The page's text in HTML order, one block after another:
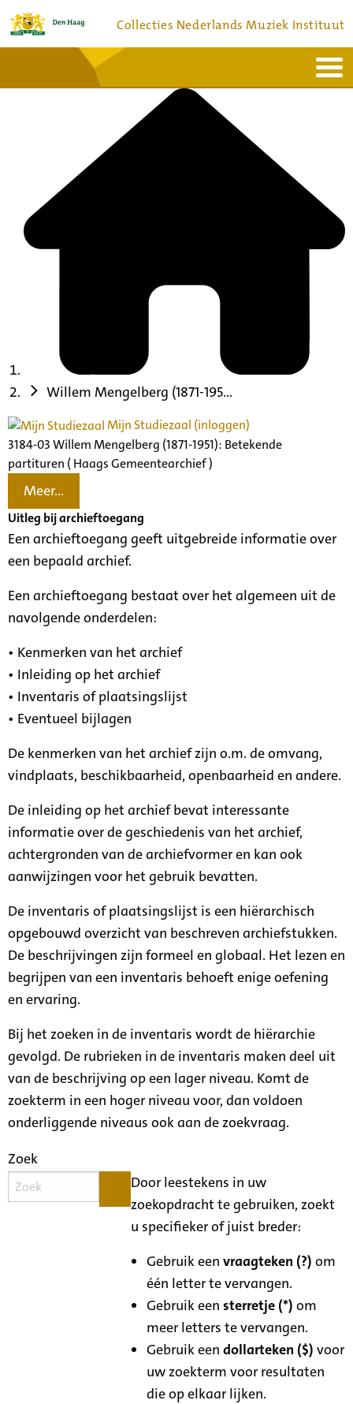
Collecties Nederlands Muziek Instituut
Bronnen en collecties
Willem Mengelberg (1871-195...
Mijn Studiezaal (inloggen)
3184-03 Willem Mengelberg (1871-1951): Betekende
partituren ( Haags Gemeentearchief )
Meer...
Uitleg bij archieftoegang
Een archieftoegang geeft uitgebreide informatie over
een bepaald archief.
Een archieftoegang bestaat over het algemeen uit de
navolgende onderdelen:
• Kenmerken van het archief
• Inleiding op het archief
• Inventaris of plaatsingslijst
• Eventueel bijlagen
De kenmerken van het archief zijn o.m. de omvang,
vindplaats, beschikbaarheid, openbaarheid en andere.
De inleiding op het archief bevat interessante
informatie over de geschiedenis van het archief,
achtergronden van de archiefvormer en kan ook
aanwijzingen voor het gebruik bevatten.
De inventaris of plaatsingslijst is een hiërarchisch
opgebouwd overzicht van beschreven archiefstukken.
De beschrijvingen zijn formeel en globaal. Het lezen en
begrijpen van een inventaris behoeft enige oefening
en ervaring.
Bij het zoeken in de inventaris wordt de hiërarchie
gevolgd. De rubrieken in de inventaris maken deel uit
van de beschrijving op een lager niveau. Komt de
zoekterm in een hoger niveau voor, dan voldoen
onderliggende niveaus ook aan de zoekvraag.
Zoek
Door leestekens in uw
zoekopdracht te gebruiken, zoekt
u specifieker of juist breder:
Gebruik eenvraagteken (?) om
één letter te vervangen.
Gebruik eensterretje (*) om
meer letters te vervangen.
Gebruik eendollarteken ($) voor
uw zoekterm voor resultaten
die op elkaar lijken.